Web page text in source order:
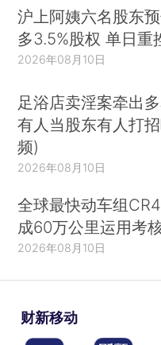
沪上阿姨六名股东
多3.5%股权 单日重
2026年08月10日
足浴店卖淫案牵出
有人当股东有人打
频)
2026年08月10日
全球最快动车组
成60万公里运用考
2026年08月10日
财新移动